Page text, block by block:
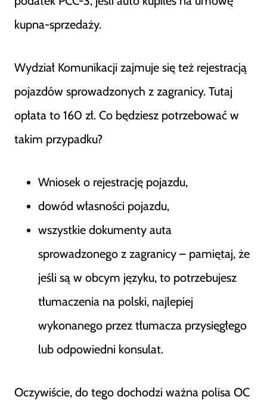
kupna-sprzedaży.
Wydział Komunikacji zajmuje się też rejestracją
pojazdów sprowadzonych z zagranicy. Tutaj
opłata to 160 zł. Co będziesz potrzebować w
takim przypadku?
Wniosek o rejestrację pojazdu,
dowód własności pojazdu,
wszystkie dokumenty auta
sprowadzonego z zagranicy – pamiętaj, że
jeśli są w obcym języku, to potrzebujesz
tłumaczenia na polski, najlepiej
wykonanego przez tłumacza przysięgłego
lub odpowiedni konsulat.
Oczywiście, do tego dochodzi ważna polisa OC